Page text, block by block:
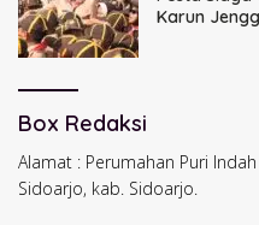
Karun
Box Redaksi
Alamat : Perumahan Puri
Sidoarjo, kab. Sidoarjo.